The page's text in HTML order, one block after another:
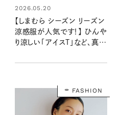
2026.05.20
【しまむら シーズン リーズン
涼感服が人気です！】 ひんや
り涼しい「アイスT」など、真夏
FASHION